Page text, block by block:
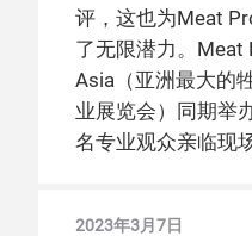
评，这也为Meat
了无限潜力。Meat
Asia（亚洲最大的
业展览会）同期举
名专业观众亲临现场
2023年3月7日